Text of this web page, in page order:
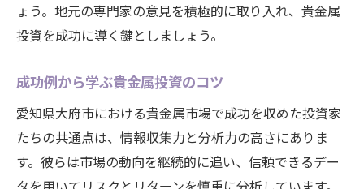
ょう。地元の専門家の意見を積極的に取り入れ、貴金属
投資を成功に導く鍵としましょう。
成功例から学ぶ貴金属投資のコツ
愛知県大府市における貴金属市場で成功を収めた投資家
たちの共通点は、情報収集力と分析力の高さにありま
す。彼らは市場の動向を継続的に追い、信頼できるデー